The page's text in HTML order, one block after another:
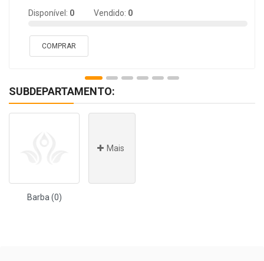
Disponível: 0 Vendido: 0
COMPRAR
SUBDEPARTAMENTO:
Barba (0)
Mais